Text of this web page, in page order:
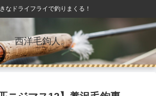
なドライフライで釣りまくる！
西洋毛鉤人。